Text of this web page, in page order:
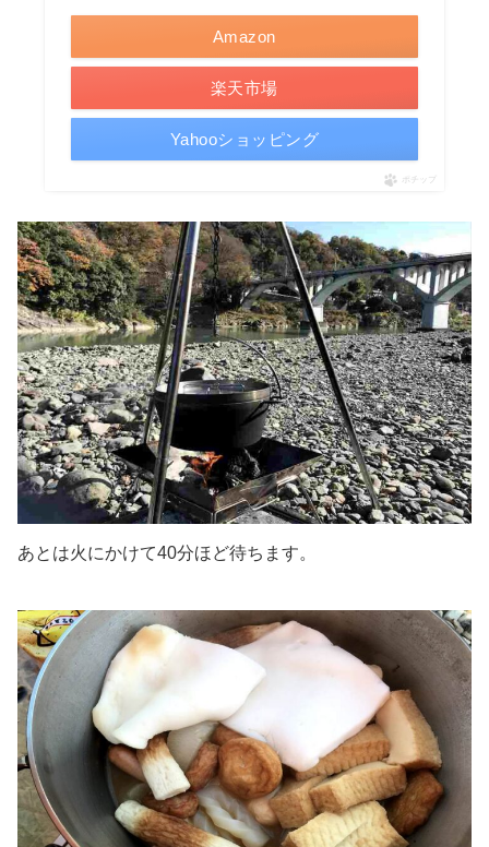
Amazon
楽天市場
Yahooショッピング
ポチップ
あとは火にかけて40分ほど待ちます。